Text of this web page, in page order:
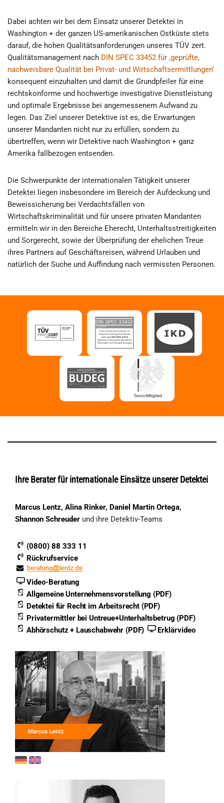
Dabei achten wir bei dem Einsatz unserer Detektei in
Washington + der ganzen US-amerikanischen Ostküste stets
darauf, die hohen Qualitätsanforderungen unseres TÜV zert.
Qualitätsmanagement nach DIN SPEC 33452 für ‚geprüfte,
nachweisbare Qualität bei Privat- und Wirtschaftsermittlungen‘
konsequent einzuhalten und damit die Grundpfeiler für eine
rechtskonforme und hochwertige investigative Dienstleistung
und optimale Ergebnisse bei angemessenem Aufwand zu
legen. Das Ziel unserer Detektive ist es, die Erwartungen
unserer Mandanten nicht nur zu erfüllen, sondern zu
übertreffen, wenn wir Detektive nach Washington + ganz
Amerika fallbezogen entsenden.
Die Schwerpunkte der internationalen Tätigkeit unserer
Detektei liegen insbesondere im Bereich der Aufdeckung und
Beweissicherung bei Verdachtsfällen von
Wirtschaftskriminalität und für unsere privaten Mandanten
ermitteln wir in den Bereiche Eherecht, Unterhaltsstreitigkeiten
und Sorgerecht, sowie der Überprüfung der ehelichen Treue
ihres Partners auf Geschäftsreisen, während Urlauben und
natürlich der Suche und Auffindung nach vermissten Personen.
Ihre Berater für internationale Einsätze unserer Detektei
Marcus Lentz, Alina Rinker, Daniel Martin Ortega,
Shannon Schreuder und ihre Detektiv-Teams
(0800) 88 333 11
Rückrufservice
Video-Beratung
Allgemeine Unternehmensvorstellung (PDF)
Detektei für Recht im Arbeitsrecht (PDF)
Privatermittler bei Untreue+Unterhaltsbetrug (PDF)
Abhörschutz + Lauschabwehr (PDF)
Erklärvideo